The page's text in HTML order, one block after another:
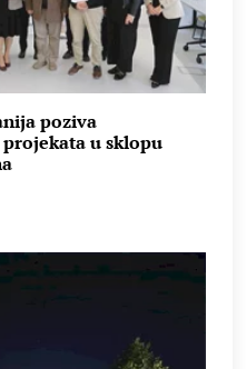
poziva
u sklopu